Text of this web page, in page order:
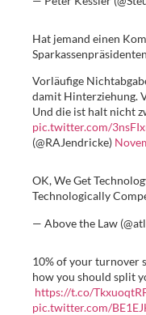
Hat jemand einen
Sparkassenpräsidenten
Vorläufige
damit Hinterziehung.
Und die ist halt nicht
pic.twitter.com/
(@RAJendricke)
OK, We Get
Technologically
— Above the Law
10% of your turnover
how you should split
https://t.co/
pic.twitter.com/